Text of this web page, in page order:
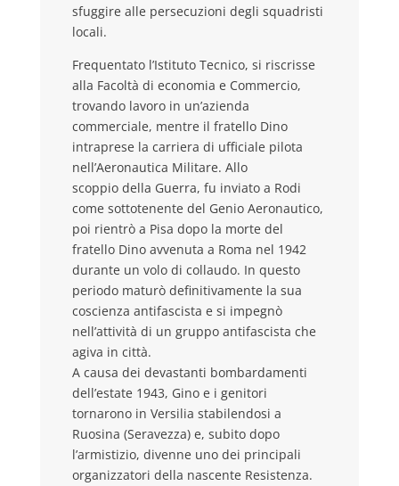
sfuggire alle persecuzioni degli squadristi
locali.
Frequentato l’Istituto Tecnico, si riscrisse
alla Facoltà di economia e Commercio,
trovando lavoro in un’azienda
commerciale, mentre il fratello Dino
intraprese la carriera di ufficiale pilota
nell’Aeronautica Militare. Allo
scoppio della Guerra, fu inviato a Rodi
come sottotenente del Genio Aeronautico,
poi rientrò a Pisa dopo la morte del
fratello Dino avvenuta a Roma nel 1942
durante un volo di collaudo. In questo
periodo maturò definitivamente la sua
coscienza antifascista e si impegnò
nell’attività di un gruppo antifascista che
agiva in città.
A causa dei devastanti bombardamenti
dell’estate 1943, Gino e i genitori
tornarono in Versilia stabilendosi a
Ruosina (Seravezza) e, subito dopo
l’armistizio, divenne uno dei principali
organizzatori della nascente Resistenza.